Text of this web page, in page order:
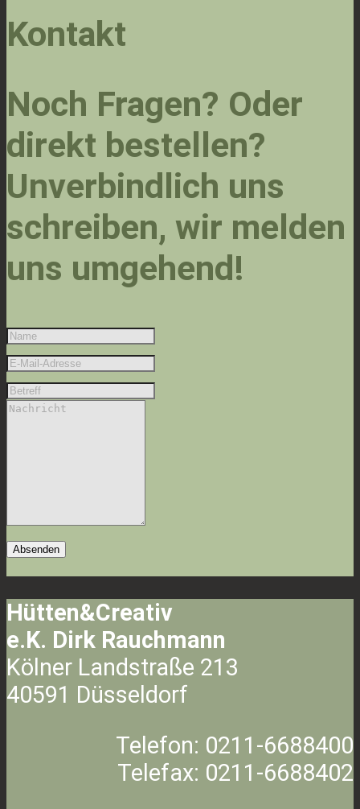
Kontakt
Noch Fragen? Oder
direkt bestellen?
Unverbindlich uns
schreiben, wir melden
uns umgehend!
Absenden
Hütten&Creativ
e.K. Dirk Rauchmann
Kölner Landstraße 213
40591 Düsseldorf
Telefon: 0211-6688400
Telefax: 0211-6688402